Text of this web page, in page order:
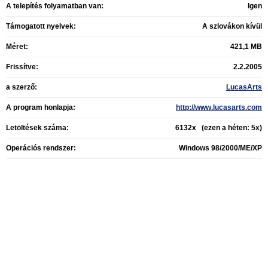
A telepítés folyamatban van: Igen
Támogatott nyelvek: A szlovákon kívül
Méret: 421,1 MB
Frissítve: 2.2.2005
a szerző: LucasArts
A program honlapja: http://www.lucasarts.com
Letöltések száma: 6132x (ezen a héten: 5x)
Operációs rendszer: Windows 98/2000/ME/XP